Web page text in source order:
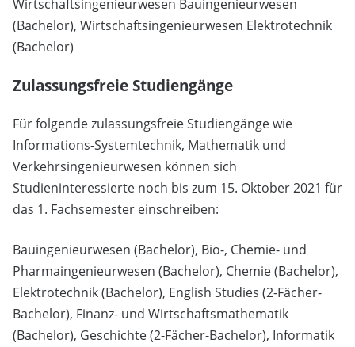
Wirtschaftsingenieurwesen Bauingenieurwesen
(Bachelor), Wirtschaftsingenieurwesen Elektrotechnik
(Bachelor)
Zulassungsfreie Studiengänge
Für folgende zulassungsfreie Studiengänge wie
Informations-Systemtechnik, Mathematik und
Verkehrsingenieurwesen können sich
Studieninteressierte noch bis zum 15. Oktober 2021 für
das 1. Fachsemester einschreiben:
Bauingenieurwesen (Bachelor), Bio-, Chemie- und
Pharmaingenieurwesen (Bachelor), Chemie (Bachelor),
Elektrotechnik (Bachelor), English Studies (2-Fächer-
Bachelor), Finanz- und Wirtschaftsmathematik
(Bachelor), Geschichte (2-Fächer-Bachelor), Informatik